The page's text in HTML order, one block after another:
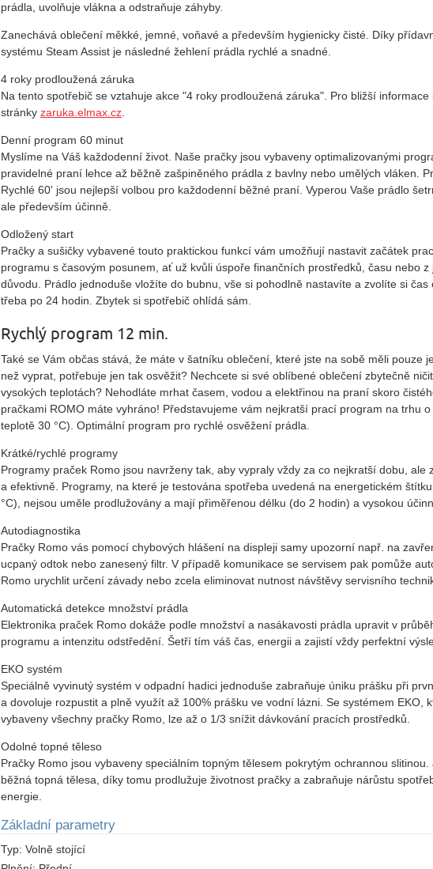
prádla, uvolňuje vlákna a odstraňuje záhyby.
Zanechává oblečení měkké, jemné, voňavé a především hygienicky čisté. Díky
systému Steam Assist je následné žehlení prádla rychlé a snadné.
4 roky prodloužená záruka
Na tento spotřebič se vztahuje akce "4 roky prodloužená záruka". Pro bližší informace
stránky zaruka.elmax.cz.
Denní program 60 minut
Myslíme na Váš každodenní život. Naše pračky jsou vybaveny optimalizovanými
pravidelné praní lehce až běžně zašpiněného prádla z bavlny nebo umělých vláken.
Rychlé 60' jsou nejlepší volbou pro každodenní běžné praní. Vyperou Vaše prádlo
ale především účinně.
Odložený start
Pračky a sušičky vybavené touto praktickou funkcí vám umožňují nastavit začátek
programu s časovým posunem, ať už kvůli úspoře finančních prostředků, času nebo z
důvodu. Prádlo jednoduše vložíte do bubnu, vše si pohodlně nastavíte a zvolíte si čas
třeba po 24 hodin. Zbytek si spotřebič ohlídá sám.
Rychlý program 12 min.
Také se Vám občas stává, že máte v šatníku oblečení, které jste na sobě měli pouze
než vyprat, potřebuje jen tak osvěžit? Nechcete si své oblíbené oblečení zbytečně
vysokých teplotách? Nehodláte mrhat časem, vodou a elektřinou na praní skoro
pračkami ROMO máte vyhráno! Představujeme vám nejkratší prací program na trhu
teplotě 30 °C). Optimální program pro rychlé osvěžení prádla.
Krátké/rychlé programy
Programy praček Romo jsou navrženy tak, aby vypraly vždy za co nejkratší dobu, ale
a efektivně. Programy, na které je testována spotřeba uvedená na energetickém
°C), nejsou uměle prodlužovány a mají přiměřenou délku (do 2 hodin) a vysokou
Autodiagnostika
Pračky Romo vás pomocí chybových hlášení na displeji samy upozorní např. na
ucpaný odtok nebo zanesený filtr. V případě komunikace se servisem pak pomůže
Romo urychlit určení závady nebo zcela eliminovat nutnost návštěvy servisního
Automatická detekce množství prádla
Elektronika praček Romo dokáže podle množství a nasákavosti prádla upravit v
programu a intenzitu odstředění. Šetří tím váš čas, energii a zajistí vždy perfektní
EKO systém
Speciálně vyvinutý systém v odpadní hadici jednoduše zabraňuje úniku prášku při
a dovoluje rozpustit a plně využít až 100% prášku ve vodní lázni. Se systémem EKO,
vybaveny všechny pračky Romo, lze až o 1/3 snížit dávkování pracích prostředků.
Odolné topné těleso
Pračky Romo jsou vybaveny speciálním topným tělesem pokrytým ochrannou
běžná topná tělesa, díky tomu prodlužuje životnost pračky a zabraňuje nárůstu
energie.
Základní parametry
Typ: Volně stojící